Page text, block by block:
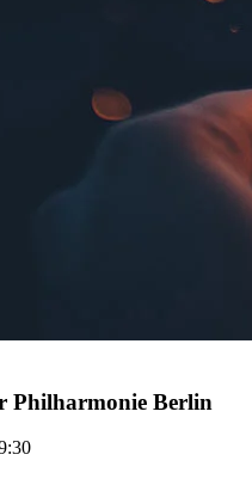
Philharmonie Berlin